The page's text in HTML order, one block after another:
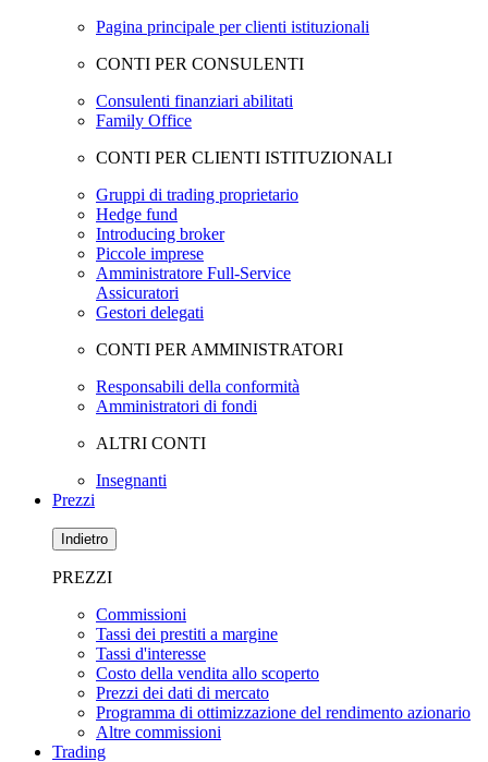
Pagina principale per clienti istituzionali
CONTI PER CONSULENTI
Consulenti finanziari abilitati
Family Office
CONTI PER CLIENTI ISTITUZIONALI
Gruppi di trading proprietario
Hedge fund
Introducing broker
Piccole imprese
Amministratore Full-Service
Assicuratori
Gestori delegati
CONTI PER AMMINISTRATORI
Responsabili della conformità
Amministratori di fondi
ALTRI CONTI
Insegnanti
Prezzi
Indietro
PREZZI
Commissioni
Tassi dei prestiti a margine
Tassi d'interesse
Costo della vendita allo scoperto
Prezzi dei dati di mercato
Programma di ottimizzazione del rendimento azionario
Altre commissioni
Trading